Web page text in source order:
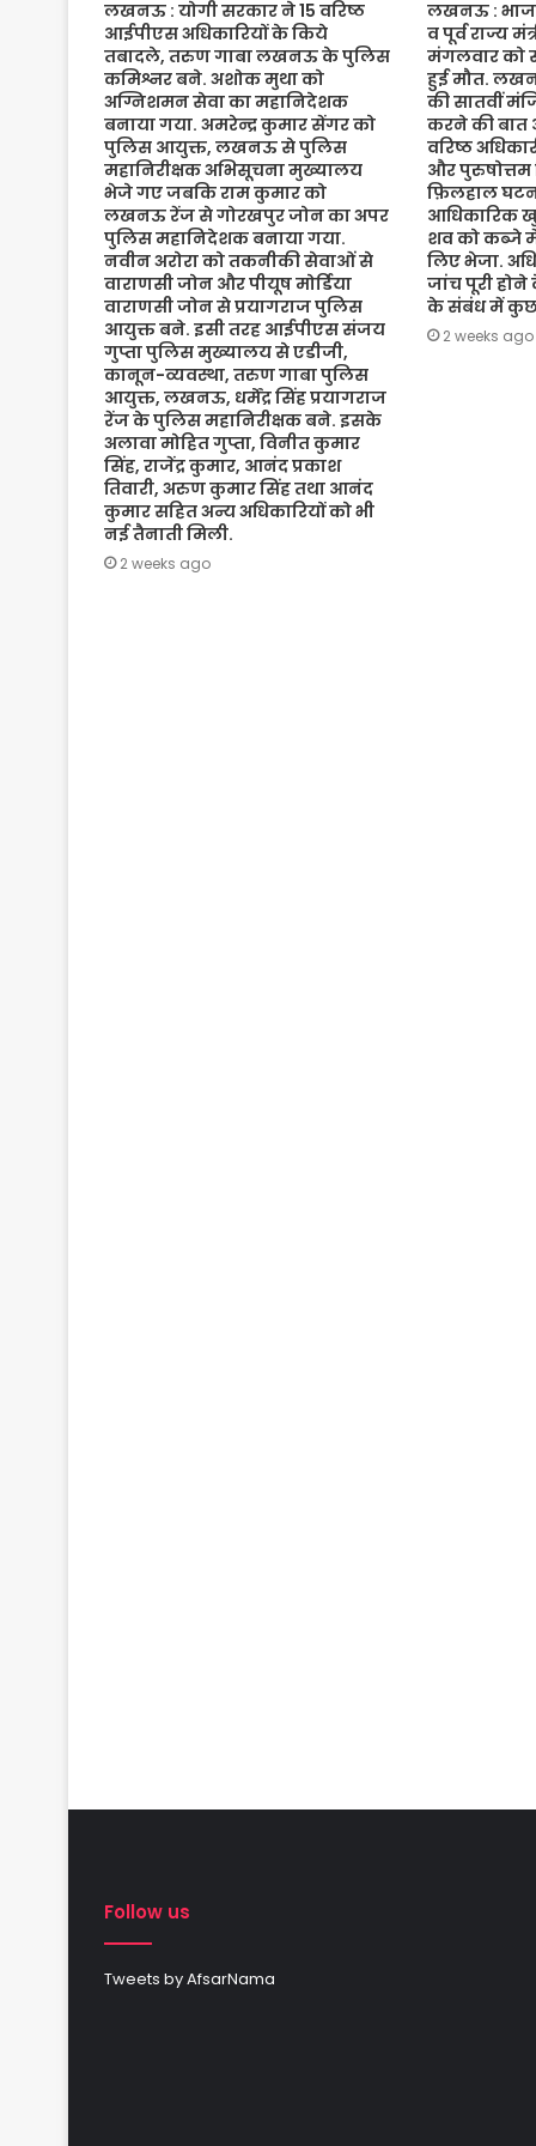
लखनऊ : योगी सरकार ने 15 वरिष्ठ
आईपीएस अधिकारियों के किये
तबादले, तरुण गाबा लखनऊ के पुलिस
कमिश्नर बने. अशोक मुथा को
अग्निशमन सेवा का महानिदेशक
बनाया गया. अमरेन्द्र कुमार सेंगर को
पुलिस आयुक्त, लखनऊ से पुलिस
महानिरीक्षक अभिसूचना मुख्यालय
भेजे गए जबकि राम कुमार को
लखनऊ रेंज से गोरखपुर जोन का अपर
पुलिस महानिदेशक बनाया गया.
नवीन अरोरा को तकनीकी सेवाओं से
वाराणसी जोन और पीयूष मोर्डिया
वाराणसी जोन से प्रयागराज पुलिस
आयुक्त बने. इसी तरह आईपीएस संजय
गुप्ता पुलिस मुख्यालय से एडीजी,
कानून-व्यवस्था, तरुण गाबा पुलिस
आयुक्त, लखनऊ, धर्मेंद्र सिंह प्रयागराज
रेंज के पुलिस महानिरीक्षक बने. इसके
अलावा मोहित गुप्ता, विनीत कुमार
सिंह, राजेंद्र कुमार, आनंद प्रकाश
तिवारी, अरुण कुमार सिंह तथा आनंद
कुमार सहित अन्य अधिकारियों को भी
नई तैनाती मिली.
2 weeks ago
लखनऊ :
व पूर्व राज्य
मंगलवार को
हुई मौत.
की सातवीं
करने की
वरिष्ठ
और
फ़िलहाल
आधिकारिक
शव को कब्जे
लिए भेजा.
जांच पूरी होने
के संबंध में कुछ
2 weeks ago
Follow us
Tweets by AfsarNama